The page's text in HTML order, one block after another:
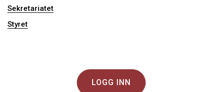
Sekretariatet
Styret
LOGG INN